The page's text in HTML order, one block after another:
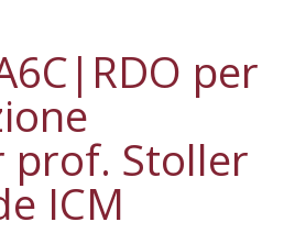
per
prof. Stoller
ICM